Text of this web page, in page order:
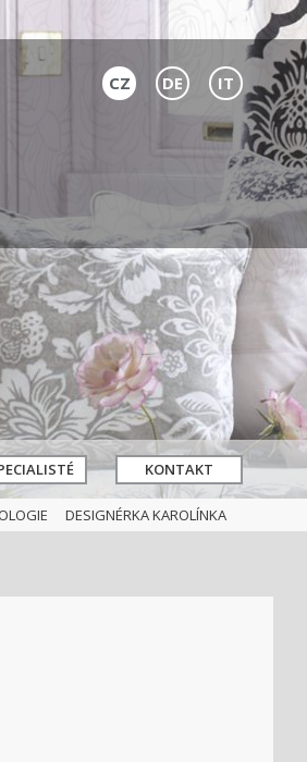
CZ DE IT
KONTAKT
DESIGNÉRKA KAROLÍNKA